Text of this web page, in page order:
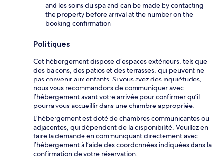
and les soins du spa and can be made by contacting
the property before arrival at the number on the
booking confirmation
Politiques
Cet hébergement dispose d’espaces extérieurs, tels que
des balcons, des patios et des terrasses, qui peuvent ne
pas convenir aux enfants. Si vous avez des inquiétudes,
nous vous recommandons de communiquer avec
l’hébergement avant votre arrivée pour confirmer qu’il
pourra vous accueillir dans une chambre appropriée.
L’hébergement est doté de chambres communicantes ou
adjacentes, qui dépendent de la disponibilité. Veuillez en
faire la demande en communiquant directement avec
l’hébergement à l’aide des coordonnées indiquées dans la
confirmation de votre réservation.